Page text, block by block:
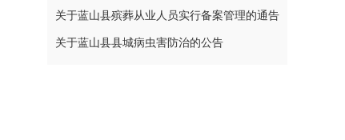
关于蓝山县殡葬从业人员实行备案管理的通告
关于蓝山县县城病虫害防治的公告